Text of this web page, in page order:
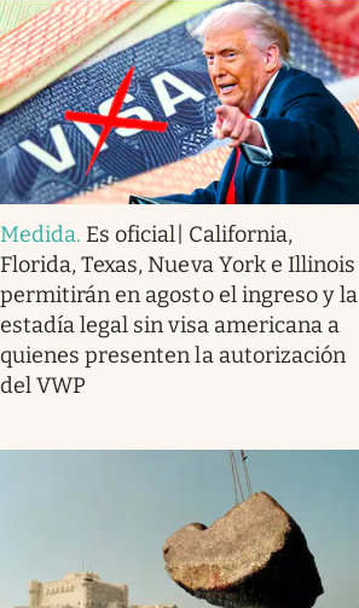
Medida. Es oficial| California,
Florida, Texas, Nueva York e Illinois
permitirán en agosto el ingreso y la
estadía legal sin visa americana a
quienes presenten la autorización
del VWP